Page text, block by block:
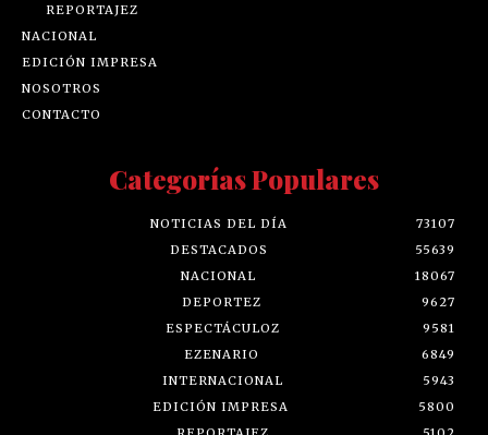
REPORTAJEZ
NACIONAL
EDICIÓN IMPRESA
NOSOTROS
CONTACTO
Categorías Populares
NOTICIAS DEL DÍA
73107
DESTACADOS
55639
NACIONAL
18067
DEPORTEZ
9627
ESPECTÁCULOZ
9581
EZENARIO
6849
INTERNACIONAL
5943
EDICIÓN IMPRESA
5800